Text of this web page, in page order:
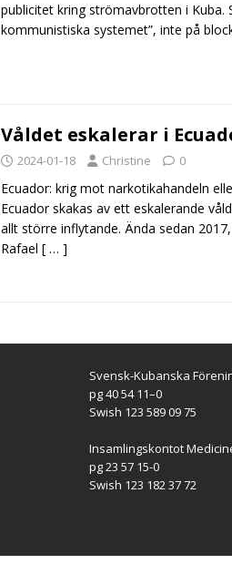
publicitet kring strömavbrotten i Kuba.
kommunistiska systemet”, inte på
Våldet eskalerar i
2024-01-18 Christine 0
Ecuador: krig mot narkotikahandeln
Ecuador skakas av ett eskalerande
allt större inflytande. Ända sedan
Rafael [ … ]
Svensk-Kubanska
pg 40 54 11–0
Swish 123 589 09 75
Insamlingskontot
pg 23 57 15-0
Swish 123 182 37 72